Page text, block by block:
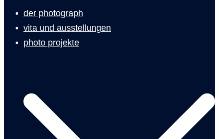
der photograph
vita und ausstellungen
photo projekte